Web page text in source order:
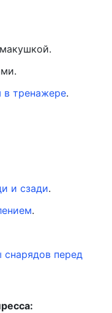
в тренажере.
и сзади.
.
снарядов перед